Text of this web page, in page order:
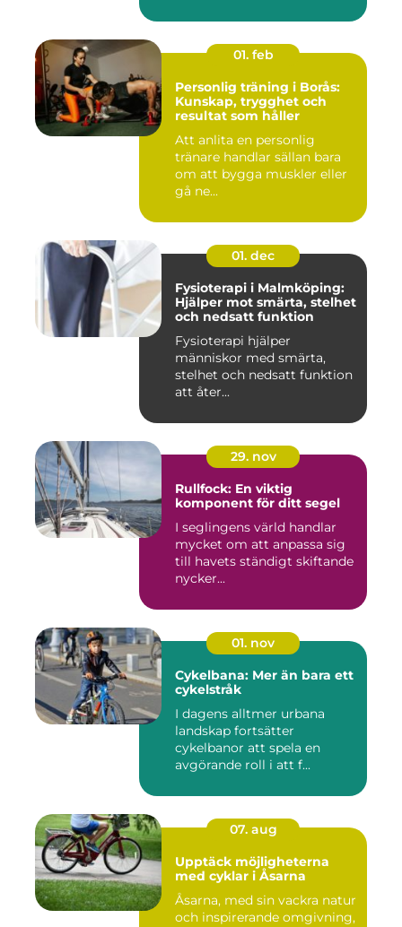
01. feb
Personlig träning i Borås:
Kunskap, trygghet och
resultat som håller
Att anlita en personlig
tränare handlar sällan bara
om att bygga muskler eller
gå ne...
01. dec
Fysioterapi i Malmköping:
Hjälper mot smärta, stelhet
och nedsatt funktion
Fysioterapi hjälper
människor med smärta,
stelhet och nedsatt funktion
att åter...
29. nov
Rullfock: En viktig
komponent för ditt segel
I seglingens värld handlar
mycket om att anpassa sig
till havets ständigt skiftande
nycker...
01. nov
Cykelbana: Mer än bara ett
cykelstråk
I dagens alltmer urbana
landskap fortsätter
cykelbanor att spela en
avgörande roll i att f...
07. aug
Upptäck möjligheterna
med cyklar i Åsarna
Åsarna, med sin vackra natur
och inspirerande omgivning,